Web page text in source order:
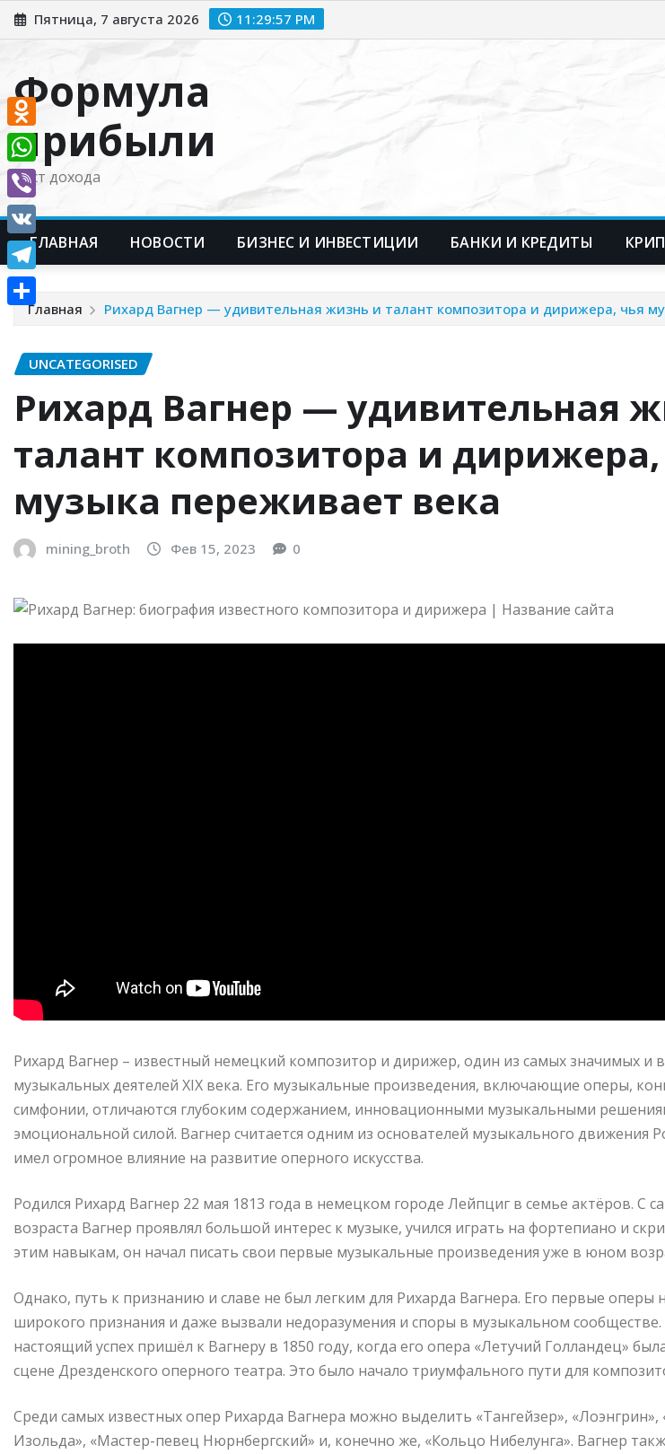
Перейти
к
Пятница, 7 августа 2026 11:29:57 PM
Формула
прибыли
Рост дохода
ГЛАВНАЯ НОВОСТИ БИЗНЕС И ИНВЕСТИЦИИ БАНКИ И КРЕДИТЫ
Главная Рихард Вагнер — удивительная жизнь и талант композитора и дирижера, чья
UNCATEGORISED
Рихард Вагнер — удивительная
талант композитора и дирижера,
музыка переживает века
mining_broth Фев 15, 2023 0
Рихард Вагнер – известный немецкий композитор и дирижер, один из самых значимых и
музыкальных деятелей XIX века. Его музыкальные произведения, включающие оперы,
симфонии, отличаются глубоким содержанием, инновационными музыкальными
эмоциональной силой. Вагнер считается одним из основателей музыкального движения
имел огромное влияние на развитие оперного искусства.
Родился Рихард Вагнер 22 мая 1813 года в немецком городе Лейпциг в семье актёров. С
возраста Вагнер проявлял большой интерес к музыке, учился играть на фортепиано и
этим навыкам, он начал писать свои первые музыкальные произведения уже в юном
Однако, путь к признанию и славе не был легким для Рихарда Вагнера. Его первые оперы
широкого признания и даже вызвали недоразумения и споры в музыкальном
настоящий успех пришёл к Вагнеру в 1850 году, когда его опера «Летучий Голландец»
сцене Дрезденского оперного театра. Это было начало триумфального пути для
Среди самых известных опер Рихарда Вагнера можно выделить «Тангейзер», «Лоэнгрин»,
Изольда», «Мастер-певец Нюрнбергский» и, конечно же, «Кольцо Нибелунга». Вагнер
Odnoklassniki
WhatsApp
Viber
VK
Telegram
Отправить